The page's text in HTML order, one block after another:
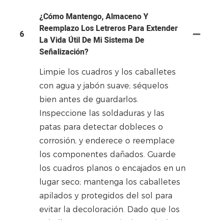
6
¿Cómo Mantengo, Almaceno Y
Reemplazo Los Letreros Para Extender
La Vida Útil De Mi Sistema De
Señalización?
Limpie los cuadros y los caballetes
con agua y jabón suave; séquelos
bien antes de guardarlos.
Inspeccione las soldaduras y las
patas para detectar dobleces o
corrosión, y enderece o reemplace
los componentes dañados. Guarde
los cuadros planos o encajados en un
lugar seco; mantenga los caballetes
apilados y protegidos del sol para
evitar la decoloración. Dado que los